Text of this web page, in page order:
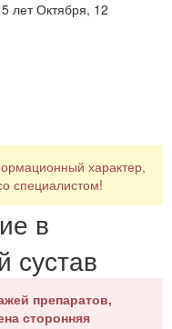
лет Октября, 12
характер,
специалистом!
в
сустав
препаратов,
сторонняя